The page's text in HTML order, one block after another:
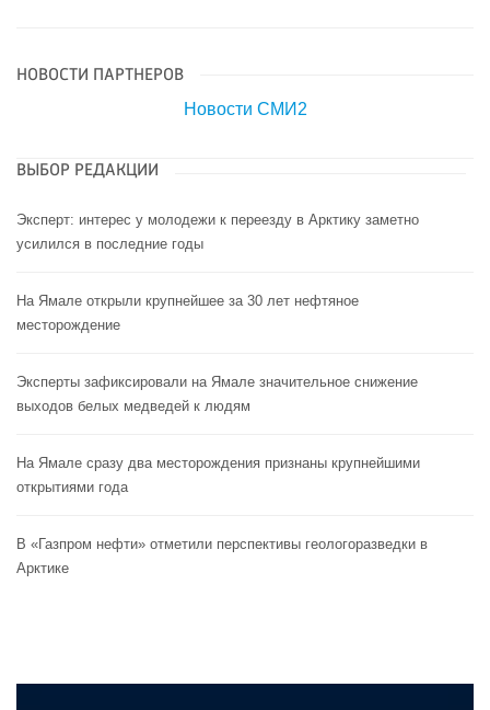
НОВОСТИ ПАРТНЕРОВ
Новости СМИ2
ВЫБОР РЕДАКЦИИ
Эксперт: интерес у молодежи к переезду в Арктику заметно
усилился в последние годы
На Ямале открыли крупнейшее за 30 лет нефтяное
месторождение
Эксперты зафиксировали на Ямале значительное снижение
выходов белых медведей к людям
На Ямале сразу два месторождения признаны крупнейшими
открытиями года
В «Газпром нефти» отметили перспективы геологоразведки в
Арктике